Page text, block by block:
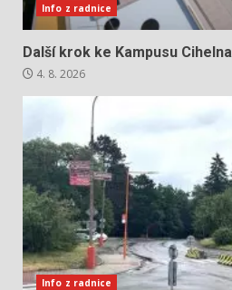
Info z radnice
Další krok ke Kampusu Cihelna
4. 8. 2026
Info z radnice